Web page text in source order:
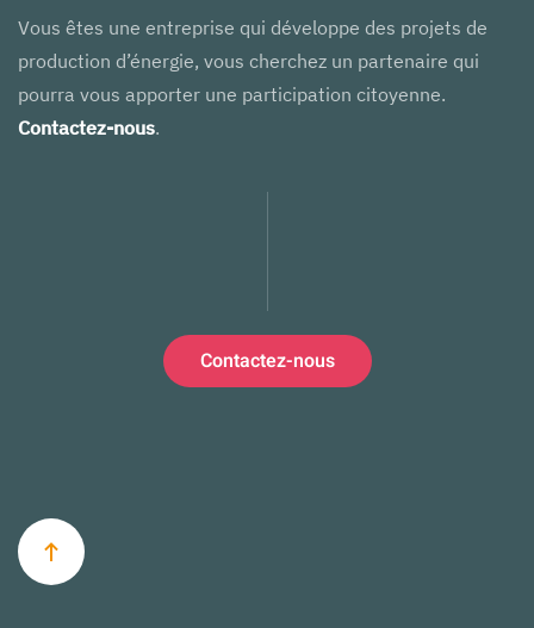
Vous êtes une entreprise qui développe des projets de
production d’énergie, vous cherchez un partenaire qui
pourra vous apporter une participation citoyenne.
Contactez-nous.
Contactez-nous